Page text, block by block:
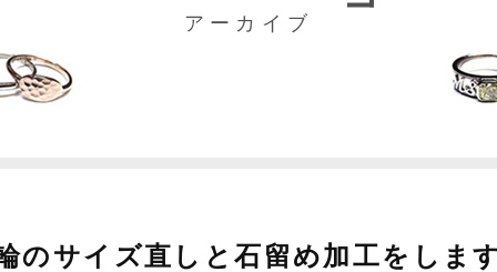
アーカイブ
のサイズ直しと石留め加工をしま